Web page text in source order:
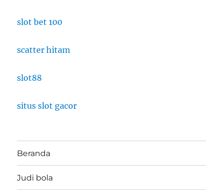
slot bet 100
scatter hitam
slot88
situs slot gacor
Beranda
Judi bola